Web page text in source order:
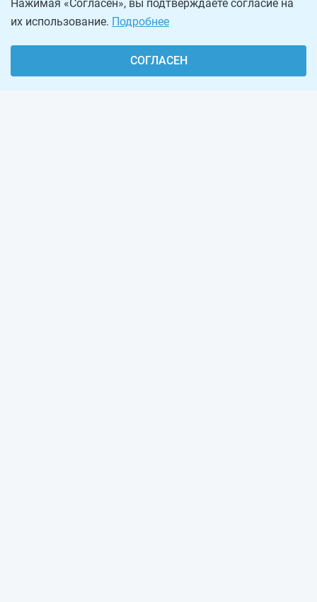
Нажимая «Согласен», вы подтверждаете согласие на
их использование. Подробнее
СОГЛАСЕН